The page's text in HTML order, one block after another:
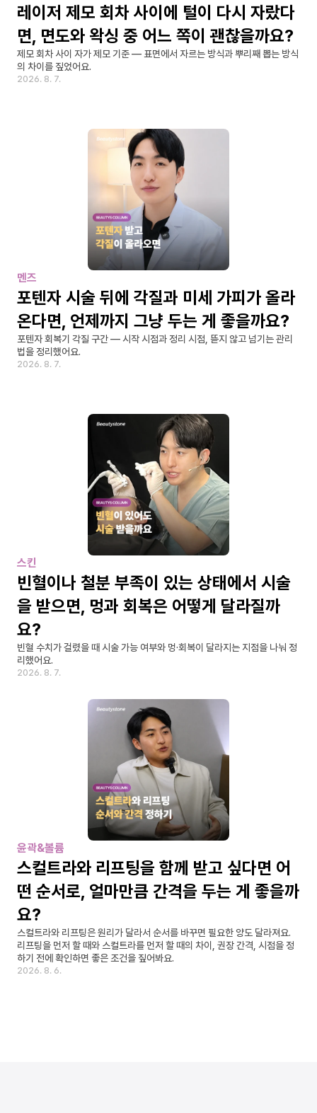
레이저 제모 회차 사이에 털이 다시 자랐다
면, 면도와 왁싱 중 어느 쪽이 괜찮을까요?
제모 회차 사이 자가 제모 기준 — 표면에서 자르는 방식과 뿌리째 뽑는 방식
의 차이를 짚었어요.
2026. 8. 7.
멘즈
포텐자 시술 뒤에 각질과 미세 가피가 올라
온다면, 언제까지 그냥 두는 게 좋을까요?
포텐자 회복기 각질 구간 — 시작 시점과 정리 시점, 뜯지 않고 넘기는 관리
법을 정리했어요.
2026. 8. 7.
스킨
빈혈이나 철분 부족이 있는 상태에서 시술
을 받으면, 멍과 회복은 어떻게 달라질까
요?
빈혈 수치가 걸렸을 때 시술 가능 여부와 멍·회복이 달라지는 지점을 나눠 정
리했어요.
2026. 8. 7.
윤곽&볼륨
스컬트라와 리프팅을 함께 받고 싶다면 어
떤 순서로, 얼마만큼 간격을 두는 게 좋을까
요?
스컬트라와 리프팅은 원리가 달라서 순서를 바꾸면 필요한 양도 달라져요.
리프팅을 먼저 할 때와 스컬트라를 먼저 할 때의 차이, 권장 간격, 시점을 정
하기 전에 확인하면 좋은 조건을 짚어봐요.
2026. 8. 6.